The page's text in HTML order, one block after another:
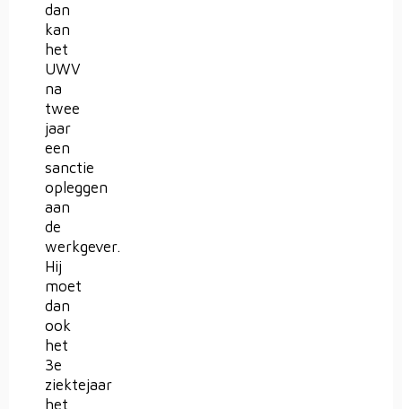
dan
kan
het
UWV
na
twee
jaar
een
sanctie
opleggen
aan
de
werkgever.
Hij
moet
dan
ook
het
3e
ziektejaar
het